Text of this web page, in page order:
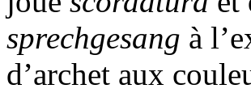
sprechgesang à
d’archet aux